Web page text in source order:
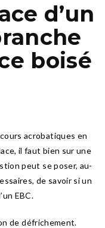
d’un
boisé
acrobatiques en
il faut bien sur une
peut se poser, au-
de savoir si un
EBC.
de défrichement.